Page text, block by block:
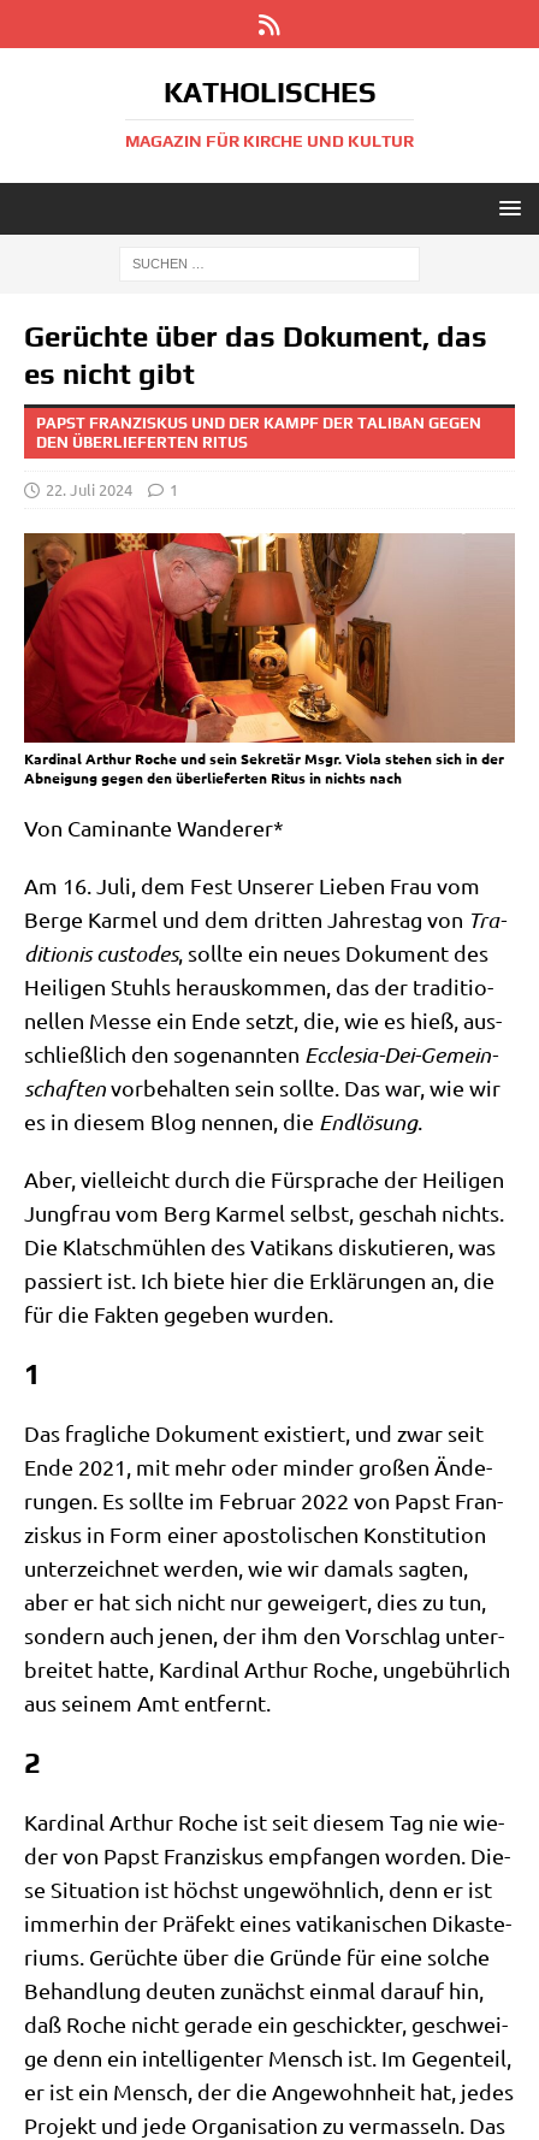
KATHOLISCHES
MAGAZIN FÜR KIRCHE UND KULTUR
Gerüchte über das Dokument, das
es nicht gibt
PAPST FRANZISKUS UND DER KAMPF DER TALIBAN GEGEN
DEN ÜBERLIEFERTEN RITUS
22. Juli 2024 1
Kardinal Arthur Roche und sein Sekretär Msgr. Viola stehen sich in der
Abneigung gegen den überlieferten Ritus in nichts nach
Von Cami­nan­te Wanderer*
Am 16. Juli, dem Fest Unse­rer Lie­ben Frau vom
Ber­ge Kar­mel und dem drit­ten Jah­res­tag von Tra­
di­tio­nis cus­to­des, soll­te ein neu­es Doku­ment des
Hei­li­gen Stuhls her­aus­kom­men, das der tra­di­tio­
nel­len Mes­se ein Ende setzt, die, wie es hieß, aus­
schließ­lich den soge­nann­ten Eccle­sia-Dei-Gemein­
schaf­tenvor­be­hal­ten sein soll­te. Das war, wie wir
es in die­sem Blog nen­nen, die End­lö­sung.
Aber, viel­leicht durch die Für­spra­che der Hei­li­gen
Jung­frau vom Berg Kar­mel selbst, geschah nichts.
Die Klatsch­müh­len des Vati­kans dis­ku­tie­ren, was
pas­siert ist. Ich bie­te hier die Erklä­run­gen an, die
für die Fak­ten gege­ben wurden.
1
Das frag­li­che Doku­ment exi­stiert, und zwar seit
Ende 2021, mit mehr oder min­der gro­ßen Ände­
run­gen. Es soll­te im Febru­ar 2022 von Papst Fran­
zis­kus in Form einer apo­sto­li­schen Kon­sti­tu­ti­on
unter­zeich­net wer­den, wie wir damals sag­ten,
aber er hat sich nicht nur gewei­gert, dies zu tun,
son­dern auch jenen, der ihm den Vor­schlag unter­
brei­tet hat­te, Kar­di­nal Arthur Roche, unge­bühr­lich
aus sei­nem Amt entfernt.
2
Kar­di­nal Arthur Roche ist seit die­sem Tag nie wie­
der von Papst Fran­zis­kus emp­fan­gen wor­den. Die­
se Situa­ti­on ist höchst unge­wöhn­lich, denn er ist
immer­hin der Prä­fekt eines vati­ka­ni­schen Dik­aste­
ri­ums. Gerüch­te über die Grün­de für eine sol­che
Behand­lung deu­ten zunächst ein­mal dar­auf hin,
daß Roche nicht gera­de ein geschick­ter, geschwei­
ge denn ein intel­li­gen­ter Mensch ist. Im Gegen­teil,
er ist ein Mensch, der die Ange­wohn­heit hat, jedes
Pro­jekt und jede Orga­ni­sa­ti­on zu ver­mas­seln. Das